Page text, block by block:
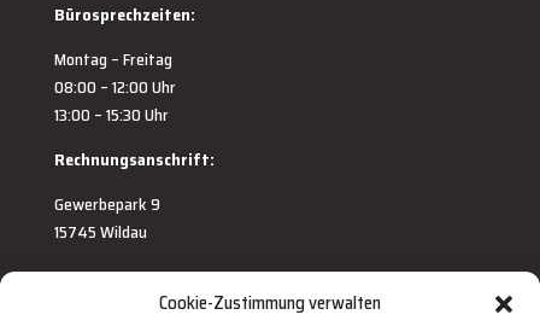
Cookie-Zustimmung verwalten
Bürosprechzeiten:
Montag – Freitag
08:00 – 12:00 Uhr
13:00 – 15:30 Uhr
Rechnungsanschrift:
Gewerbepark 9
15745 Wildau
Schnellzugriff